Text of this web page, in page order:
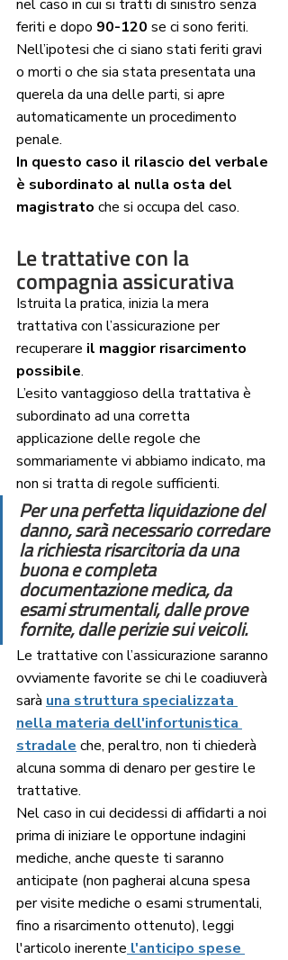
nel caso in cui si tratti di sinistro senza
feriti e dopo 90-120 se ci sono feriti.
Nell’ipotesi che ci siano stati feriti gravi
o morti o che sia stata presentata una
querela da una delle parti, si apre
automaticamente un procedimento
penale.
In questo caso il rilascio del verbale
è subordinato al nulla osta del
magistrato che si occupa del caso.
Le trattative con la
compagnia assicurativa
Istruita la pratica, inizia la mera
trattativa con l’assicurazione per
recuperare il maggior risarcimento
possibile.
L’esito vantaggioso della trattativa è
subordinato ad una corretta
applicazione delle regole che
sommariamente vi abbiamo indicato, ma
non si tratta di regole sufficienti.
Per una perfetta liquidazione del
danno, sarà necessario corredare
la richiesta risarcitoria da una
buona e completa
documentazione medica, da
esami strumentali, dalle prove
fornite, dalle perizie sui veicoli.
Le trattative con l’assicurazione saranno
ovviamente favorite se chi le coadiuverà
sarà una struttura specializzata
nella materia dell'infortunistica
stradale che, peraltro, non ti chiederà
alcuna somma di denaro per gestire le
trattative.
Nel caso in cui decidessi di affidarti a noi
prima di iniziare le opportune indagini
mediche, anche queste ti saranno
anticipate (non pagherai alcuna spesa
per visite mediche o esami strumentali,
fino a risarcimento ottenuto), leggi
l'articolo inerente l'anticipo spese